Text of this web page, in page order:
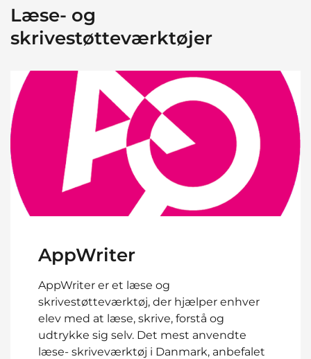
Læse- og
skrivestøtteværktøjer
AppWriter
AppWriter er et læse og
skrivestøtteværktøj, der hjælper enhver
elev med at læse, skrive, forstå og
udtrykke sig selv. Det mest anvendte
læse- skriveværktøj i Danmark, anbefalet